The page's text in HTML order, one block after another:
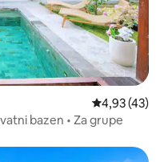
Prosječna
4,93 (43)
bazen • Za grupe